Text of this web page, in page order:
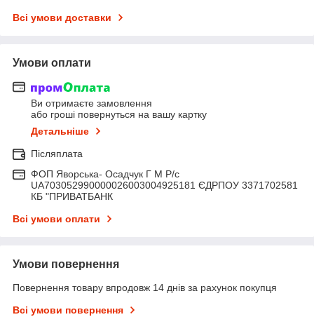
Всі умови доставки
Умови оплати
Ви отримаєте замовлення
або гроші повернуться на вашу картку
Детальніше
Післяплата
ФОП Яворська- Осадчук Г М Р/c
UA703052990000026003004925181 ЄДРПОУ 3371702581
КБ "ПРИВАТБАНК
Всі умови оплати
Умови повернення
Повернення товару впродовж 14 днів за рахунок покупця
Всі умови повернення